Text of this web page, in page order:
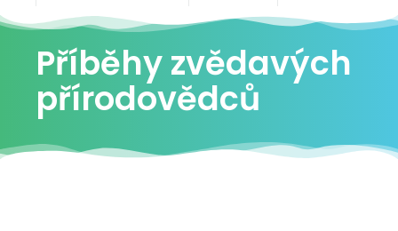
Příběhy zvědavých
přírodovědců